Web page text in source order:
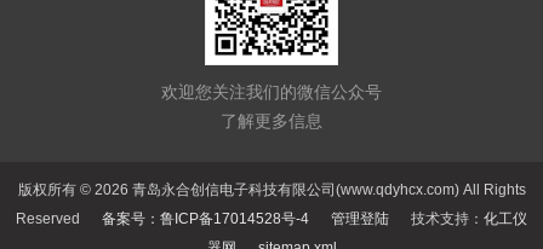
欢迎您关注我们的微信公众号
了解更多信息
版权所有 © 2026 青岛永合创信电子科技有限公司(www.qdyhcx.com) All Rights
Reserved 备案号：鲁ICP备17014528号-4 管理登陆 技术支持： 化工仪